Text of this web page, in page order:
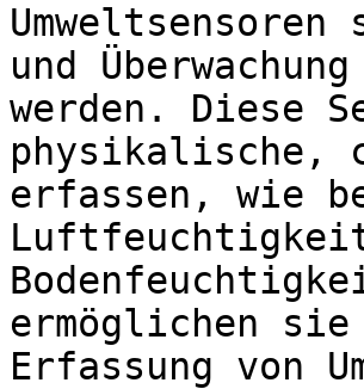
und
werden. Diese
physikalische,
erfassen, wie
ermöglichen
Erfassung von